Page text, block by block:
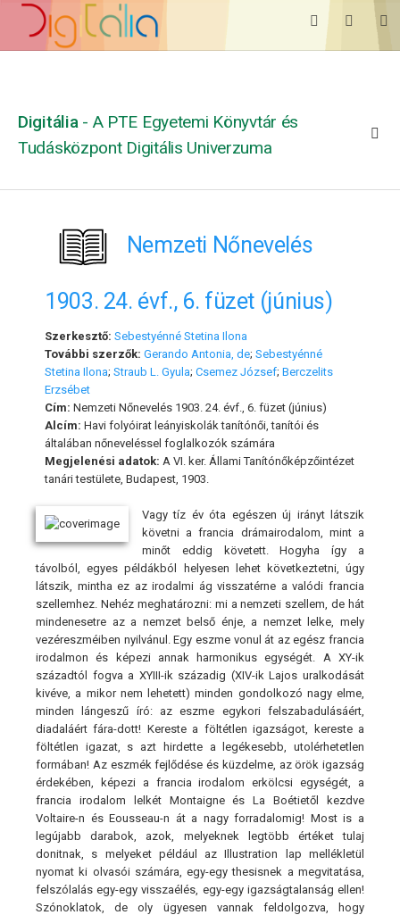
Digitália - A PTE Egyetemi Könyvtár és
Tudásközpont Digitális Univerzuma
Nemzeti Nőnevelés
1903. 24. évf., 6. füzet (június)
Szerkesztő: Sebestyénné Stetina Ilona
További szerzők: Gerando Antonia, de; Sebestyénné
Stetina Ilona; Straub L. Gyula; Csemez József; Berczelits
Erzsébet
Cím: Nemzeti Nőnevelés 1903. 24. évf., 6. füzet (június)
Alcím: Havi folyóirat leányiskolák tanítónői, tanítói és
általában nőneveléssel foglalkozók számára
Megjelenési adatok: A VI. ker. Állami Tanítónőképzőintézet
tanári testülete, Budapest, 1903.
Vagy tíz év óta egészen új irányt látszik
követni a francia drámairodalom, mint a
minőt eddig követett. Hogyha így a
távolból, egyes példákból helyesen lehet következtetni, úgy
látszik, mintha ez az irodalmi ág visszatérne a valódi francia
szellemhez. Nehéz meghatározni: mi a nemzeti szellem, de hát
mindenesetre az a nemzet belső énje, a nemzet lelke, mely
vezéreszméiben nyilvánul. Egy eszme vonul át az egész francia
irodalmon és képezi annak harmonikus egységét. A XY-ik
századtól fogva a XYIII-ik századig (XIV-ik Lajos uralkodását
kivéve, a mikor nem lehetett) minden gondolkozó nagy elme,
minden lángeszű író: az eszme egykori felszabadulásáért,
diadaláért fára-dott! Kereste a föltétlen igazságot, kereste a
föltétlen igazat, s azt hirdette a legékesebb, utolérhetetlen
formában! Az eszmék fejlődése és küzdelme, az örök igazság
érdekében, képezi a francia irodalom erkölcsi egységét, a
francia irodalom lelkét Montaigne és La Boétietől kezdve
Voltaire-n és Eousseau-n át a nagy forradalomig! Most is a
legújabb darabok, azok, melyeknek legtöbb értéket tulaj
donitnak, s melyeket például az Illustration lap mellékletül
nyomat ki olvasói számára, egy-egy thesisnek a megvitatása,
felszólalás egy-egy visszaélés, egy-egy igazságtalanság ellen!
Szónoklatok, de oly ügyesen vannak feldolgozva, hogy